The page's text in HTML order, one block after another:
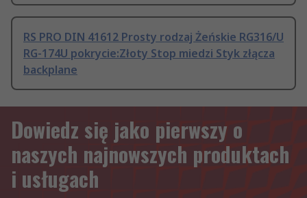
RS PRO DIN 41612 Prosty rodzaj Żeńskie RG316/U
RG-174U pokrycie:Złoty Stop miedzi Styk złącza
backplane
Dowiedz się jako pierwszy o
naszych najnowszych produktach
i usługach